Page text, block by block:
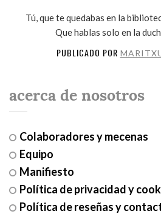
Tú, que te quedabas en la
Que hablas solo en la
PUBLICADO POR
acerca de nosotros
Colaboradores y mecenas
Equipo
Manifiesto
Política de privacidad y
Política de reseñas y